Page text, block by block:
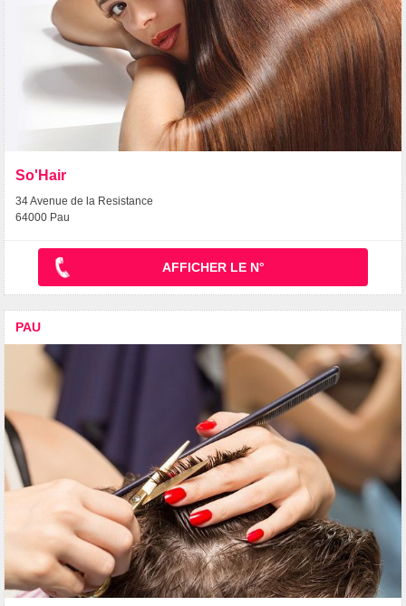
So'Hair
34 Avenue de la Resistance
64000 Pau
AFFICHER LE N°
PAU